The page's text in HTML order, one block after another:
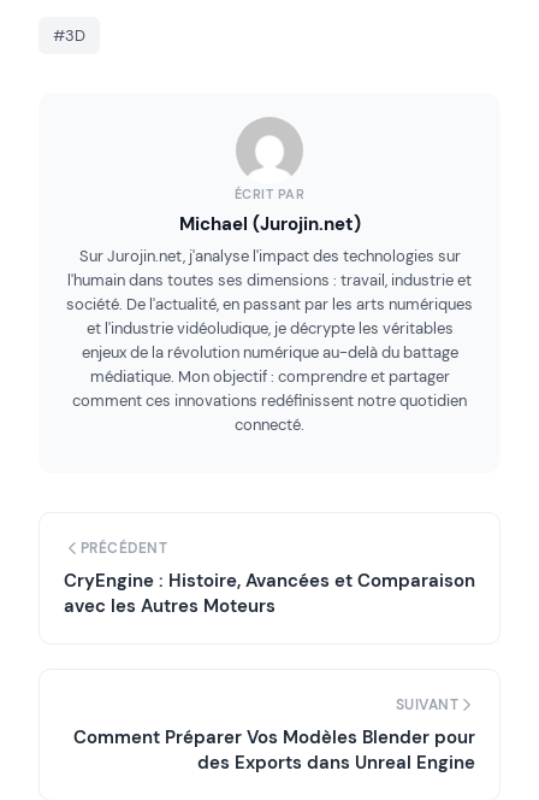
#3D
ÉCRIT PAR
Michael (Jurojin.net)
Sur Jurojin.net, j'analyse l'impact des technologies sur
l'humain dans toutes ses dimensions : travail, industrie et
société. De l'actualité, en passant par les arts numériques
et l'industrie vidéoludique, je décrypte les véritables
enjeux de la révolution numérique au-delà du battage
médiatique. Mon objectif : comprendre et partager
comment ces innovations redéfinissent notre quotidien
connecté.
PRÉCÉDENT
CryEngine : Histoire, Avancées et Comparaison
avec les Autres Moteurs
SUIVANT
Comment Préparer Vos Modèles Blender pour
des Exports dans Unreal Engine